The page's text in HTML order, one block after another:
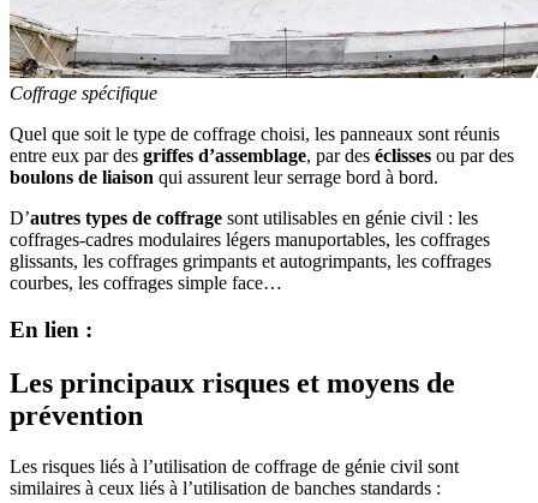
Coffrage spécifique
Quel que soit le type de coffrage choisi, les panneaux sont réunis
entre eux par des griffes d’assemblage, par des éclisses ou par des
boulons de liaison qui assurent leur serrage bord à bord.
D’autres types de coffrage sont utilisables en génie civil : les
coffrages-cadres modulaires légers manuportables, les coffrages
glissants, les coffrages grimpants et autogrimpants, les coffrages
courbes, les coffrages simple face…
En lien :
Les principaux risques et moyens de
prévention
Les risques liés à l’utilisation de coffrage de génie civil sont
similaires à ceux liés à l’utilisation de banches standards :